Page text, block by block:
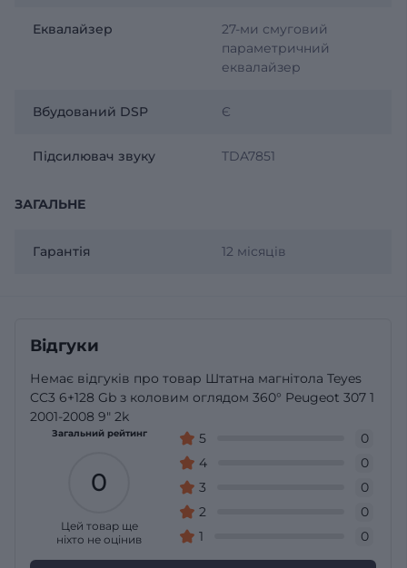
Еквалайзер
27-ми смуговий
параметричний
еквалайзер
Вбудований DSP Є
Підсилювач звуку TDA7851
ЗАГАЛЬНЕ
Гарантія 12 місяців
Відгуки
Немає відгуків про товар Штатна магнітола Teyes
CC3 6+128 Gb з коловим оглядом 360° Peugeot 307 1
2001-2008 9" 2k
Загальний рейтинг
0
Цей товар ще
ніхто не оцінив
5
0
4
0
3
0
2
0
1
0